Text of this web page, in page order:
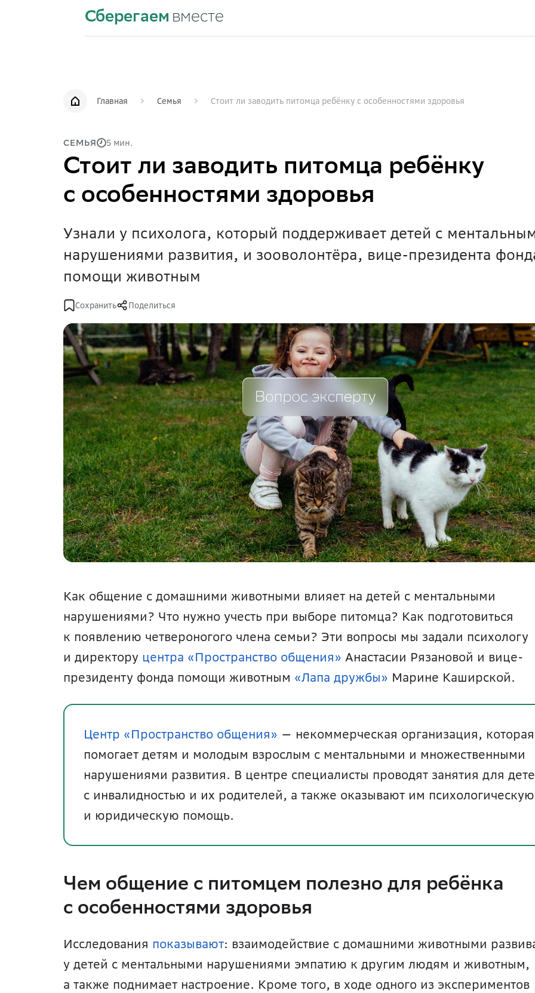
Сберегаем вместе
Главная Семья Стоит ли заводить питомца ребёнку с особенностями здоровья
СЕМЬЯ 5 мин.
Стоит ли заводить питомца ребёнку
с особенностями здоровья
Узнали у психолога, который поддерживает детей с
нарушениями развития, и зооволонтёра, вице-президента
помощи животным
Сохранить Поделиться
Как общение с домашними животными влияет на детей с ментальными
нарушениями? Что нужно учесть при выборе питомца? Как подготовиться
к появлению четвероногого члена семьи? Эти вопросы мы задали психологу
и директору центра «Пространство общения» Анастасии Рязановой и вице-
президенту фонда помощи животным «Лапа дружбы» Марине Каширской.
Центр «Пространство общения» — некоммерческая организация, которая
помогает детям и молодым взрослым с ментальными и множественными
нарушениями развития. В центре специалисты проводят занятия для
с инвалидностью и их родителей, а также оказывают им психологическую
и юридическую помощь.
Чем общение с питомцем полезно для ребёнка
с особенностями здоровья
Исследования показывают: взаимодействие с домашними животными
у детей с ментальными нарушениями эмпатию к другим людям и животным,